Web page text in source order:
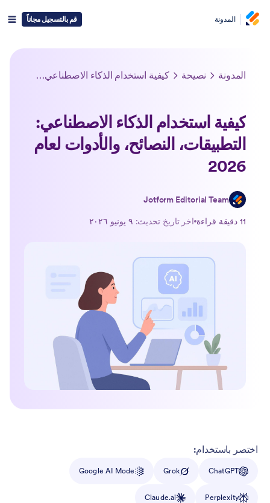
المدونة قم بالتسجيل مجاناً
المدونة نصيحة كيفية استخدام الذكاء الاصطناعي: التطبيقات، النصائح، والأدوات لعام 2026
كيفية استخدام الذكاء الاصطناعي:
التطبيقات، النصائح، والأدوات لعام
2026
Jotform Editorial Team
11 دقيقة قراءة
اخر تاريخ تحديث: ٩ يونيو ٢٠٢٦
اختصر باستخدام:
ChatGPT
Grok
Google AI Mode
Perplexity
Claude.ai